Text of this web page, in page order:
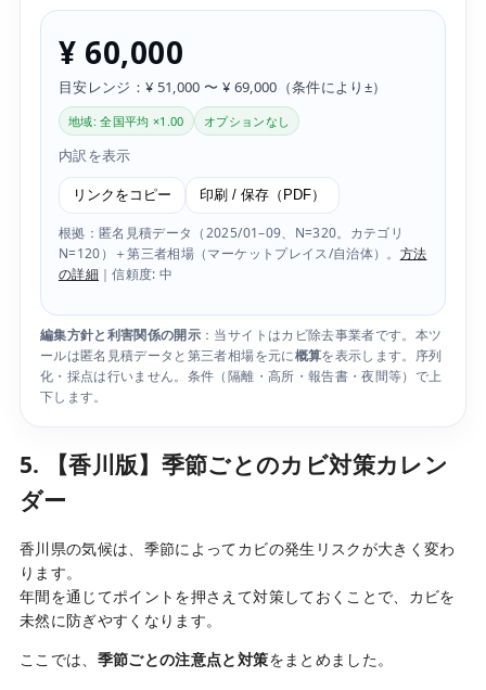
¥ 60,000
目安レンジ：¥ 51,000 〜 ¥ 69,000（条件により±）
地域: 全国平均 ×1.00 オプションなし
内訳を表示
リンクをコピー 印刷 / 保存（PDF）
根拠：匿名見積データ（2025/01–09、N=320。カテゴリ
N=120）＋第三者相場（マーケットプレイス/自治体）。 方法
の詳細 ｜信頼度: 中
編集方針と利害関係の開示 ：当サイトはカビ除去事業者です。本ツ
ールは匿名見積データと第三者相場を元に概算を表示します。序列
化・採点は行いません。条件（隔離・高所・報告書・夜間等）で上
下します。
5. 【香川版】季節ごとのカビ対策カレン
ダー
香川県の気候は、季節によってカビの発生リスクが大きく変わ
ります。
年間を通じてポイントを押さえて対策しておくことで、カビを
未然に防ぎやすくなります。
ここでは、 季節ごとの注意点と対策をまとめました。